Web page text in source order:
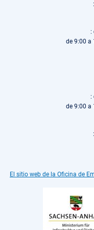
:
de 9:00 a
:
de 9:00 a
El sitio web de la Oficina de